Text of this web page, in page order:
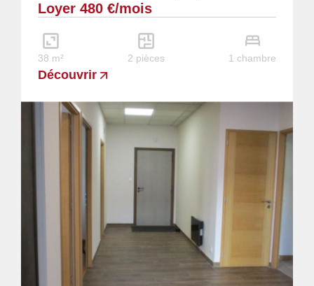
bain avec douche, lavabo et W.C. et une...
Loyer 480 €/mois
38 m² 2 pièces 1 chambre
Découvrir